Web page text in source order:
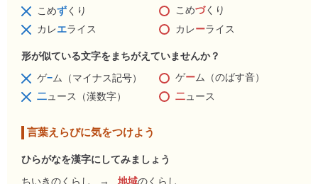
こめずくり こめづくり
カレエライス カレーライス
形が似ている文字をまちがえていませんか？
ゲ−ム（マイナス記号） ゲーム（のばす音）
二ュース（漢数字） 二ュース
言葉えらびに気をつけよう
ひらがなを漢字にしてみましょう
ちいきのくらし
→ 地域のくらし